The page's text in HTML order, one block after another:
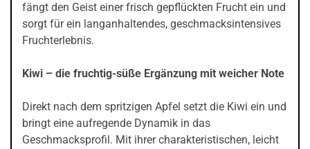
fängt den Geist einer frisch gepflückten Frucht ein und
sorgt für ein langanhaltendes, geschmacksintensives
Fruchterlebnis.
Kiwi – die fruchtig-süße Ergänzung mit weicher Note
Direkt nach dem spritzigen Apfel setzt die Kiwi ein und
bringt eine aufregende Dynamik in das
Geschmacksprofil. Mit ihrer charakteristischen, leicht